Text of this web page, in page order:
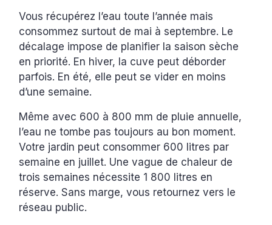
Vous récupérez l’eau toute l’année mais
consommez surtout de mai à septembre. Le
décalage impose de planifier la saison sèche
en priorité. En hiver, la cuve peut déborder
parfois. En été, elle peut se vider en moins
d’une semaine.
Même avec 600 à 800 mm de pluie annuelle,
l’eau ne tombe pas toujours au bon moment.
Votre jardin peut consommer 600 litres par
semaine en juillet. Une vague de chaleur de
trois semaines nécessite 1 800 litres en
réserve. Sans marge, vous retournez vers le
réseau public.